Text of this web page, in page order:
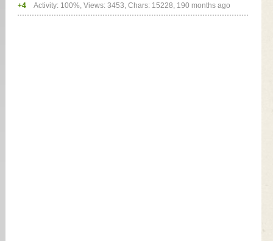
+4
Activity: 100%, Views: 3453, Chars: 15228, 190 months ago